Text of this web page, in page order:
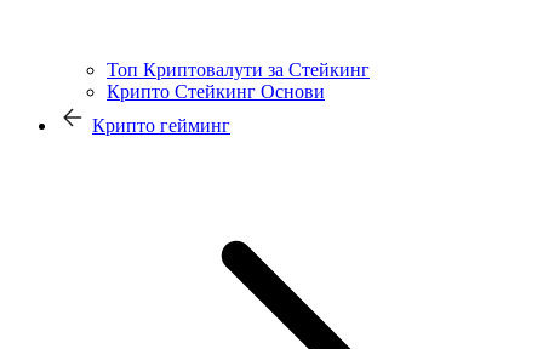
Топ Криптовалути за Стейкинг
Крипто Стейкинг Основи
Крипто гейминг